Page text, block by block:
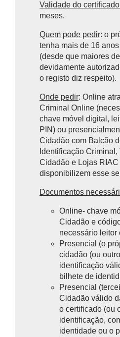
Validade do
meses.
Quem pode pedir: o
tenha mais de 16
(desde que maiores
devidamente
o registo diz respeito).
Onde pedir: Online
Criminal Online
chave móvel digital,
PIN) ou
Cidadão com Balcão
Identificação Criminal ,
Cidadão e Lojas
disponibilizem esse
Documentos
Online- chave
Cidadão e
necessário leitor
Presencial (o
cidadão (ou
identificação
bilhete de
Presencial
Cidadão válido
o certificado (ou
identificação,
identidade ou o